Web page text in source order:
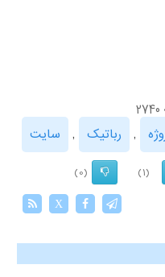
2740
, رباتیك ,
سایت
(1)
(0)
X